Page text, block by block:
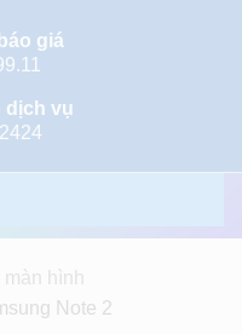
giá
dịch vụ
màn hình
Note 2